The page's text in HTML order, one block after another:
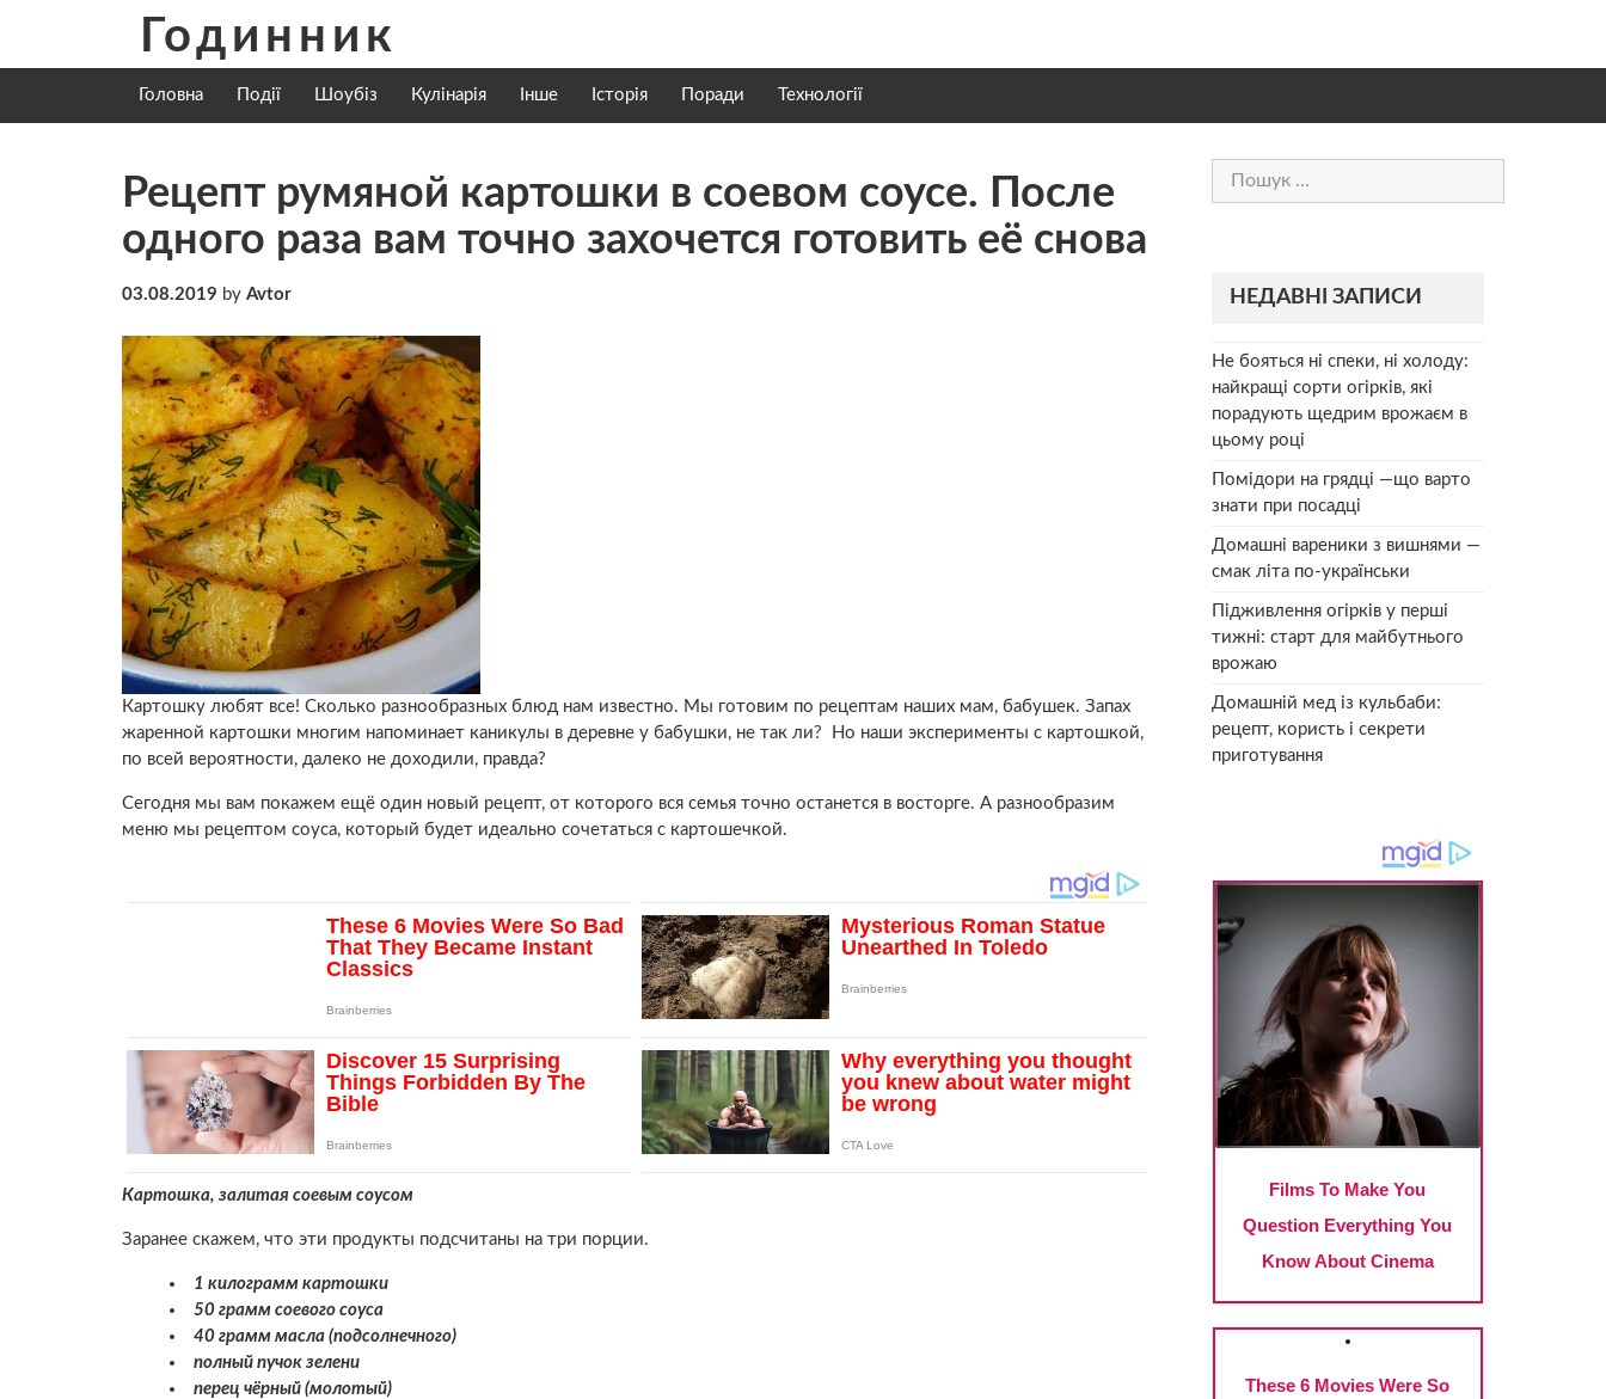
content
Годинник
Головна Події Шоубіз Кулінарія Інше Історія Поради Технології
Рецепт румяной картошки в соевом соусе. После
одного раза вам точно захочется готовить её снова
03.08.2019 by Avtor
Картошку любят все! Сколько разнообразных блюд нам известно. Мы готовим по рецептам наших мам, бабушек. Запах
жаренной картошки многим напоминает каникулы в деревне у бабушки, не так ли? Но наши эксперименты с картошкой,
по всей вероятности, далеко не доходили, правда?
Сегодня мы вам покажем ещё один новый рецепт, от которого вся семья точно останется в восторге. А разнообразим
меню мы рецептом соуса, который будет идеально сочетаться с картошечкой.
Картошка, залитая соевым соусом
Заранее скажем, что эти продукты подсчитаны на три порции.
1 килограмм картошки
50 грамм соевого соуса
40 грамм масла (подсолнечного)
полный пучок зелени
перец чёрный (молотый)
Пошук:
НЕДАВНІ ЗАПИСИ
Не бояться ні спеки, ні холоду:
найкращі сорти огірків, які
порадують щедрим врожаєм в
цьому році
Помідори на грядці —що варто
знати при посадці
Домашні вареники з вишнями —
смак літа по-українськи
Підживлення огірків у перші
тижні: старт для майбутнього
врожаю
Домашній мед із кульбаби:
рецепт, користь і секрети
приготування